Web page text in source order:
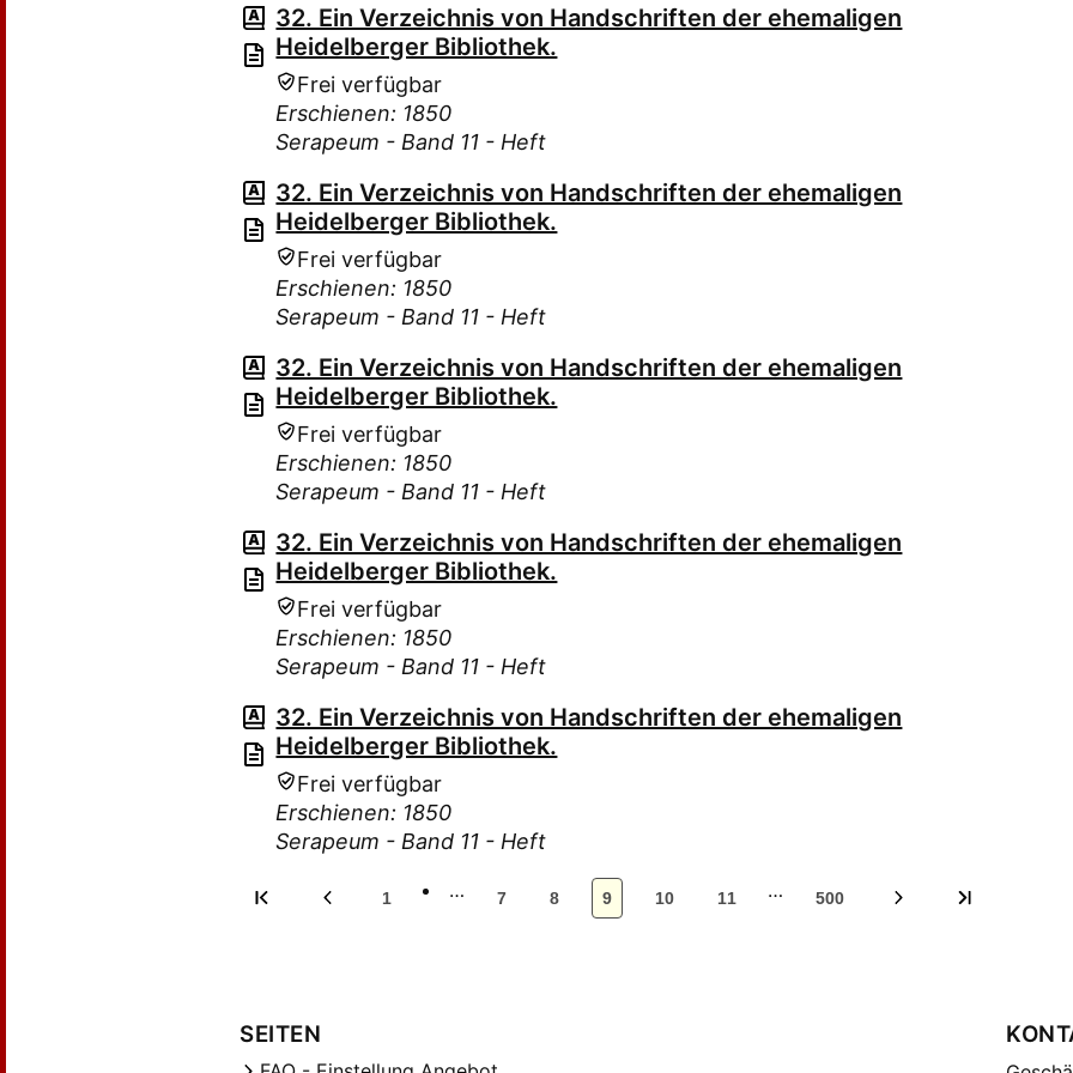
32. Ein Verzeichnis von Handschriften der ehemaligen
Heidelberger Bibliothek.
Frei verfügbar
Erschienen: 1850
Serapeum - Band 11 - Heft
32. Ein Verzeichnis von Handschriften der ehemaligen
Heidelberger Bibliothek.
Frei verfügbar
Erschienen: 1850
Serapeum - Band 11 - Heft
32. Ein Verzeichnis von Handschriften der ehemaligen
Heidelberger Bibliothek.
Frei verfügbar
Erschienen: 1850
Serapeum - Band 11 - Heft
32. Ein Verzeichnis von Handschriften der ehemaligen
Heidelberger Bibliothek.
Frei verfügbar
Erschienen: 1850
Serapeum - Band 11 - Heft
32. Ein Verzeichnis von Handschriften der ehemaligen
Heidelberger Bibliothek.
Frei verfügbar
Erschienen: 1850
Serapeum - Band 11 - Heft
1 … 7 8 9 10 11 … 500
SEITEN